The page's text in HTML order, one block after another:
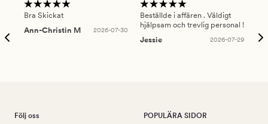
Bra Skickat
Ann-Christin M
2026-07-30
Beställde i affären . Väldigt
hjälpsam och trevlig personal !
Jessie
2026-07-29
Följ oss POPULÄRA SIDOR